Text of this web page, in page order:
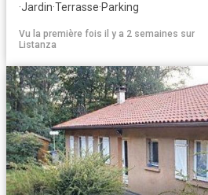
·Jardin·Terrasse·Parking
Vu la première fois il y a 2 semaines sur
Listanza